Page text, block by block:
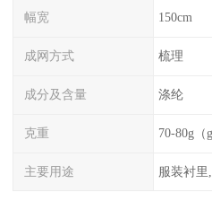
幅宽 150cm
成网方式 梳理
成分及含量 涤纶
克重 70-80g（
主要用途 服装衬里